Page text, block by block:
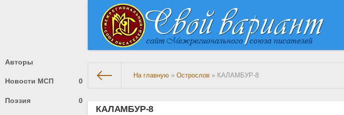
Авторы
Новости МСП 0
Поэзия 0
На главную »Острослов » КАЛАМБУР-8
КАЛАМБУР-8